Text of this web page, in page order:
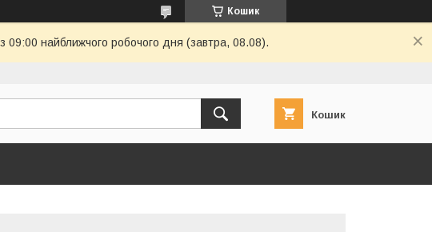
Кошик
09:00 найближчого робочого дня (завтра, 08.08).
Кошик